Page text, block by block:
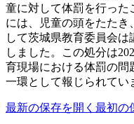
童に対して体罰を行った
には、児童の頭をたたき
して茨城県教育委員会
しました。この処分は
育現場における体罰の問
一環として報じられてい
最新の保存を開く 最初の